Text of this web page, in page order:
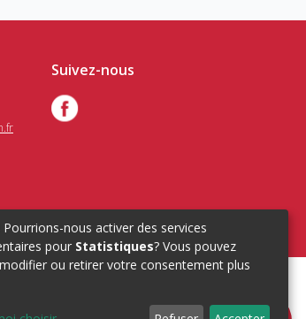
Suivez-nous
Art.L. 3342-1, L.3353-3
nous activer des services
pour Statistiques? Vous pouvez
ou retirer votre consentement plus